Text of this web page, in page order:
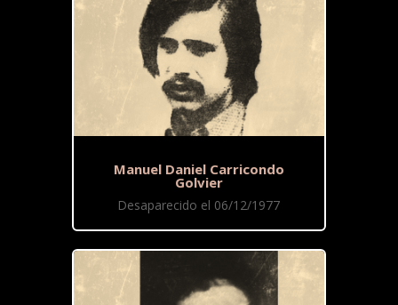
Manuel Daniel Carricondo
Golvier
Desaparecido el 06/12/1977